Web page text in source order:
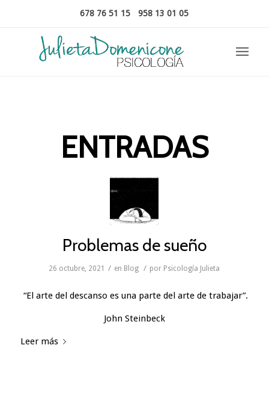
678 76 51 15 -958 13 01 05
ENTRADAS
Problemas de sueño
26 octubre, 2021 / en Blog / por Psicología Julieta
“El arte del descanso es una parte del arte de trabajar”.
John Steinbeck
Leer más